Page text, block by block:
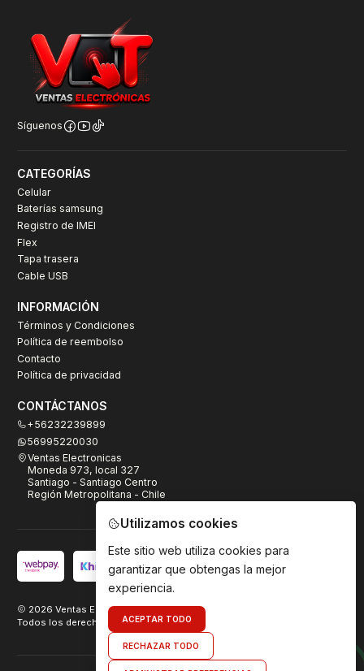
Síguenos
CATEGORÍAS
Celular
Baterías samsung
Registro de IMEI
Flex
Tapa trasera
Cable USB
INFORMACIÓN
Términos y Condiciones
Política de reembolso
Contacto
Política de privacidad
CONTÁCTANOS
+56232239899
56995220030
Ventas Electronicas
Moneda 973, local 327
Santiago - Santiago Centro
Región Metropolitana - Chile
2026 Ventas Electrónicas.
Todos los derechos reservados. Desarrollado por
Utilizamos cookies
Este sitio web utiliza cookies para
garantizar que obtengas la mejor
experiencia.
ACEPTAR TODO
RECHAZAR TODO